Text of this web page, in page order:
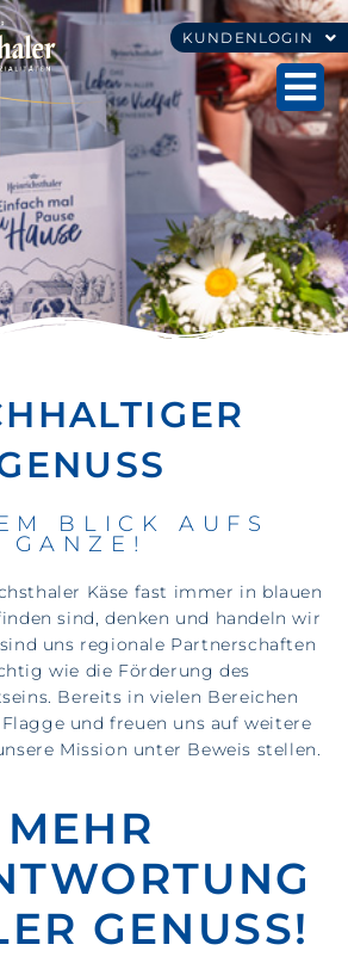
KUNDENLOGIN
BLICK AUFS
GANZE!
Käse fast immer in blauen
sind, denken und handeln wir
uns regionale Partnerschaften
wie die Förderung des
Bereits in vielen Bereichen
und freuen uns auf weitere
Mission unter Beweis stellen.
MEHR
GENUSS!